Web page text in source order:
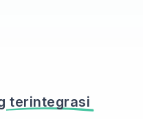
terintegrasi